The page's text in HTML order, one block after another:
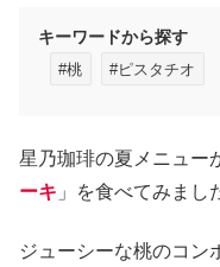
キーワードから探す
#桃 #ピスタチオ
星乃珈琲の夏メニュー
ーキ 」を食べてみまし
ジューシーな桃のコン